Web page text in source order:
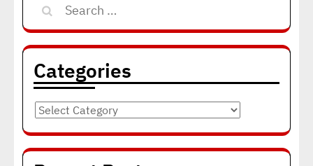
Search
for:
Categories
Categories